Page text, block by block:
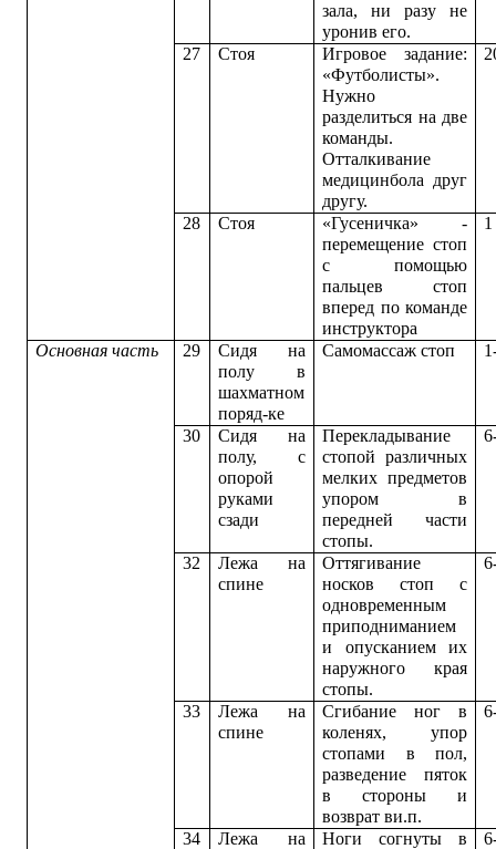
зала, ни разу не
уронив его.
27 Стоя
Игровое задание:
«Футболисты».
Нужно
разделиться на две
команды.
Отталкивание
медицинбола друг
другу.
28 Стоя
«Гусеничка» -
перемещение стоп
с помощью
пальцев стоп
вперед по команде
инструктора
Основная часть 29
Сидя на
полу в
шахматном
поряд-ке
Самомассаж стоп
30
Сидя на
полу, с
опорой
руками
сзади
Перекладывание
стопой различных
мелких предметов
упором в
передней части
стопы.
32
Лежа на
спине
Оттягивание
носков стоп с
одновременным
приподниманием
и опусканием их
наружного края
стопы.
33
Лежа на
спине
Сгибание ног в
коленях, упор
стопами в пол,
разведение пяток
в стороны и
возврат ви.п.
34
Лежа на
Ноги согнуты в